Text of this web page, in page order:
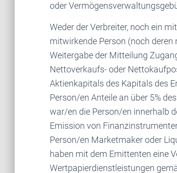
oder
Weder der Verbreiter, noch ein
mitwirkende Person (noch deren
Weitergabe der Mitteilung
Nettoverkaufs- oder
Aktienkapitals des Kapitals des
Person/en Anteile an über 5%
war/en die Person/en innerhalb
Emission von
Person/en Marketmaker oder
haben mit dem Emittenten eine
Wertpapierdienstleistungen